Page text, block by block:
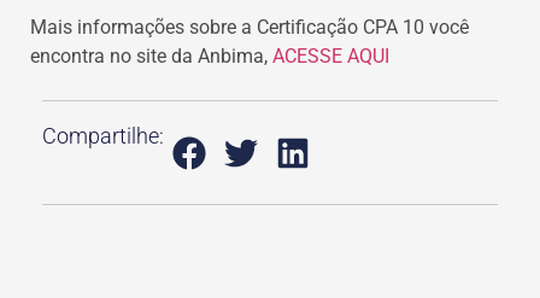
Mais informações sobre a Certificação CPA 10 você
encontra no site da Anbima, ACESSE AQUI
Compartilhe: